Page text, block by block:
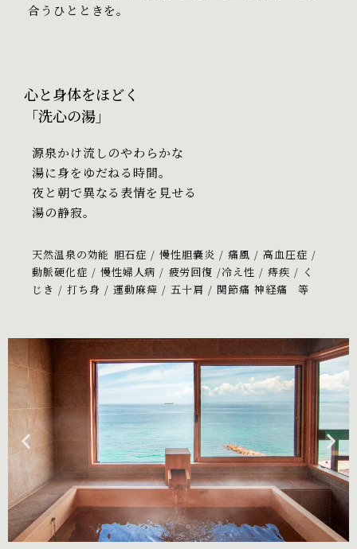
合うひとときを。
心と身体をほどく
「洗心の湯」
源泉かけ流しのやわらかな
湯に身をゆだねる時間。
夜と朝で異なる表情を見せる
湯の静寂。
天然温泉の効能 胆石症 / 慢性胆嚢炎 / 痛風 / 高血圧症 /
動脈硬化症 / 慢性婦人病 / 疲労回復 /冷え性 / 痔疾 / く
じき / 打ち身 / 運動麻痺 / 五十肩 / 関節痛 神経痛 等